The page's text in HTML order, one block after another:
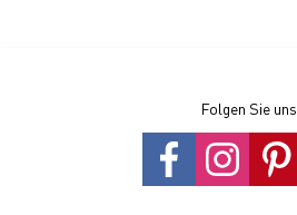
Folgen Sie uns